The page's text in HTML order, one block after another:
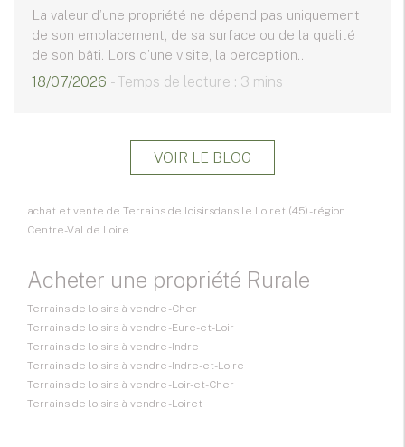
La valeur d’une propriété ne dépend pas uniquement
de son emplacement, de sa surface ou de la qualité
de son bâti. Lors d’une visite, la perception...
18/07/2026 - Temps de lecture : 3 mins
VOIR LE BLOG
achat et vente de Terrains de loisirsdans le Loiret (45) - région
Centre-Val de Loire
Acheter une propriété Rurale
Terrains de loisirs à vendre - Cher
Terrains de loisirs à vendre - Eure-et-Loir
Terrains de loisirs à vendre - Indre
Terrains de loisirs à vendre - Indre-et-Loire
Terrains de loisirs à vendre - Loir-et-Cher
Terrains de loisirs à vendre - Loiret